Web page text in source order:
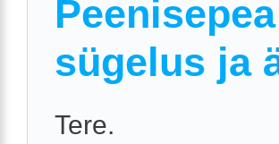
sügelus ja
Tere.